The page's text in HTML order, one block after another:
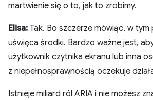
martwienie się o to, jak to zrobimy.
Elisa: Tak. Bo szczerze mówiąc, w
uświęca środki. Bardzo ważne jest,
użytkownik czytnika ekranu lub inna
z niepełnosprawnością oczekuje
Istnieje miliard ról ARIA i nie możesz